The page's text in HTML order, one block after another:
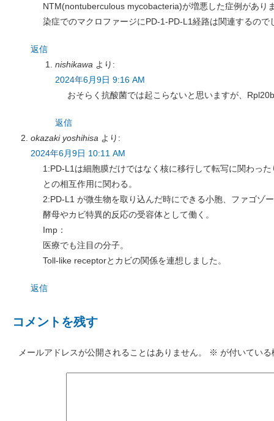
NTM(nontuberculous mycobacteria)が増悪した症例があり
染症でのマクロファージにPD-1-PD-L1経路は関連するので
返信
nishikawa より:
2024年6月9日 9:16 AM
おそらく抗酸菌では起こらないと思いますが、
返信
okazaki yoshihisa より:
2024年6月9日 10:11 AM
1:PD-L1は細胞膜だけではなく核に移行して転写に関わっ
との相互作用に関わる。
2:PD-L1 が微生物を取り込んだ時にできる小胞、ファゴゾ
酵母やカビ特異的反応の受容体として働く。
Imp：
医療でも注目の分子。
Toll-like receptorとカビの関係を連想しました。
返信
コメントを残す
メールアドレスが公開されることはありません。 ※ が付いてい